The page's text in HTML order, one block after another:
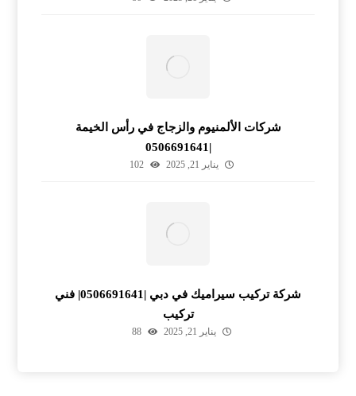
شركات الألمنيوم والزجاج في رأس الخيمة
|0506691641
يناير 21, 2025 102
شركة تركيب سيراميك في دبي |0506691641| فني
تركيب
يناير 21, 2025 88